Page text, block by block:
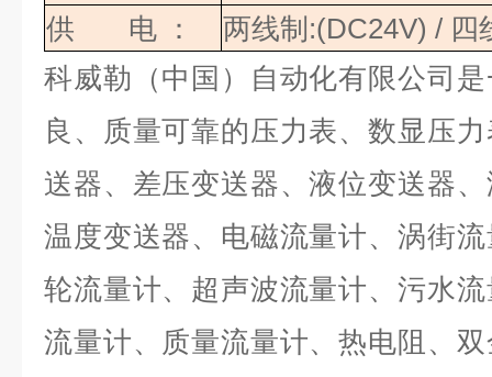
供
电 ： 两线制 :(DC24V) / 四
科威勒（中国）自动化有限公司
良、质量可靠的压力表、数显压
送器、差压变送器、液位变送器
温度变送器、电磁流量计、涡街
轮流量计、超声波流量计、污水
流量计、质量流量计、热电阻、